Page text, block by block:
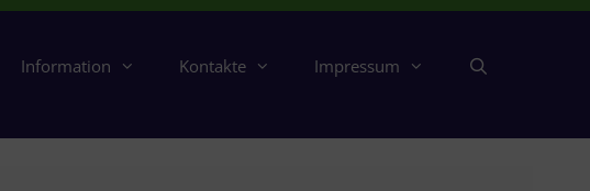
Information Kontakte Impressum